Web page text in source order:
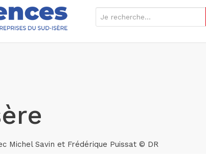
Michel Savin et Frédérique Puissat © DR